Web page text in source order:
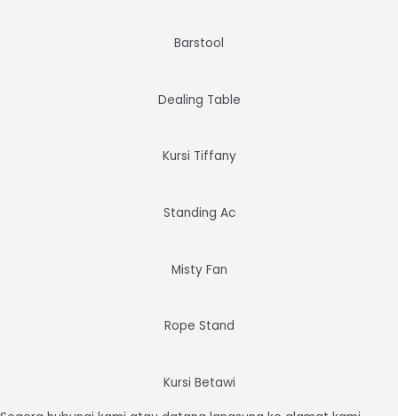
Barstool
Dealing Table
Kursi Tiffany
Standing Ac
Misty Fan
Rope Stand
Kursi Betawi